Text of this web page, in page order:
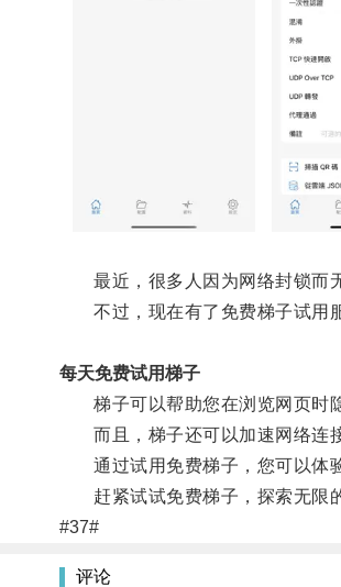
最近，很多人因为网络封锁而无
不过，现在有了免费梯子试用服
每天免费试用梯子
梯子可以帮助您在浏览网页时隐
而且，梯子还可以加速网络连接
通过试用免费梯子，您可以体验
赶紧试试免费梯子，探索无限的
#37#
评论